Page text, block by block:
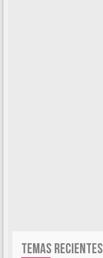
TEMAS RECIENTES